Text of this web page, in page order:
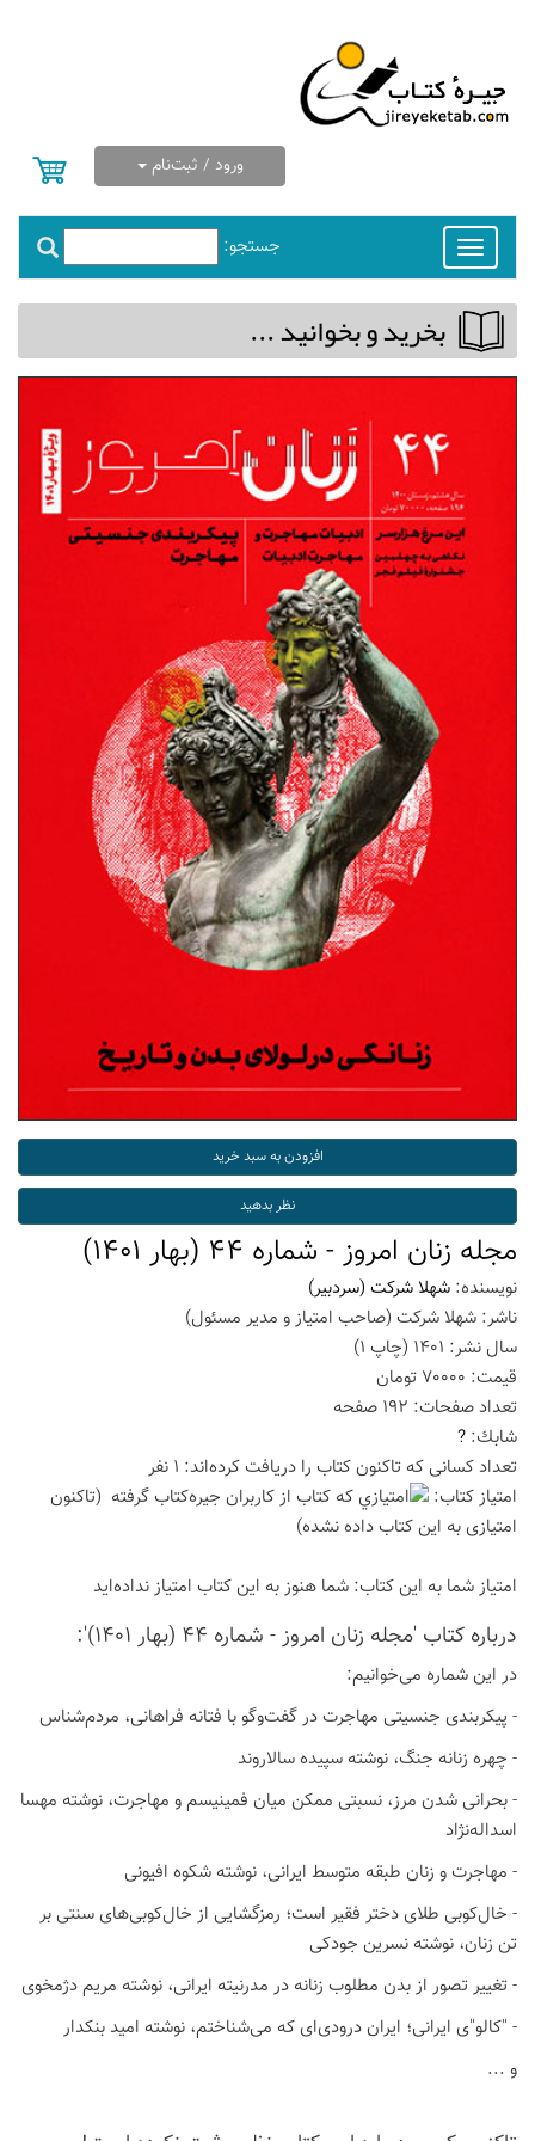
ورود / ثبت‌نام
جستجو:
Toggle
navigation
بخريد و بخوانيد ...
مجله زنان امروز - شماره 44 (بهار 1401)
نویسنده: شهلا شرکت (سردبیر)
ناشر: شهلا شرکت (صاحب امتیاز و مدیر مسئول)
سال نشر: 1401 (چاپ 1
)
قیمت: 70000 تومان
تعداد صفحات: 192 صفحه
شابك: ?
تعداد كسانی كه تاكنون كتاب را دریافت كرده‌اند: 1 نفر
امتیاز كتاب:
(تاكنون
امتیازی به این كتاب داده نشده)
امتیاز شما به این كتاب: شما هنوز به این كتاب امتیاز نداده‌اید
درباره كتاب 'مجله زنان امروز - شماره 44 (بهار 1401)':
در این شماره می‌خوانیم:
- پیکربندی جنسیتی مهاجرت در گفت‌وگو با فتانه فراهانی، مردم‌شناس
- چهره زنانه جنگ، نوشته سپیده سالاروند
- بحرانی شدن مرز، نسبتی ممکن میان فمینیسم و مهاجرت، نوشته مهسا
اسداله‌نژاد
- مهاجرت و زنان طبقه متوسط ایرانی، نوشته شکوه افیونی
- خال‌کوبی طلای دختر فقیر است؛ رمزگشایی از خال‌کوبی‌های سنتی بر
تن زنان، نوشته نسرین جودکی
- تغییر تصور از بدن مطلوب زنانه در مدرنیته ایرانی، نوشته مریم دژمخوی
- "کالو"ی ایرانی؛ ایران درودی‌ای که می‌شناختم، نوشته امید بنکدار
و ...